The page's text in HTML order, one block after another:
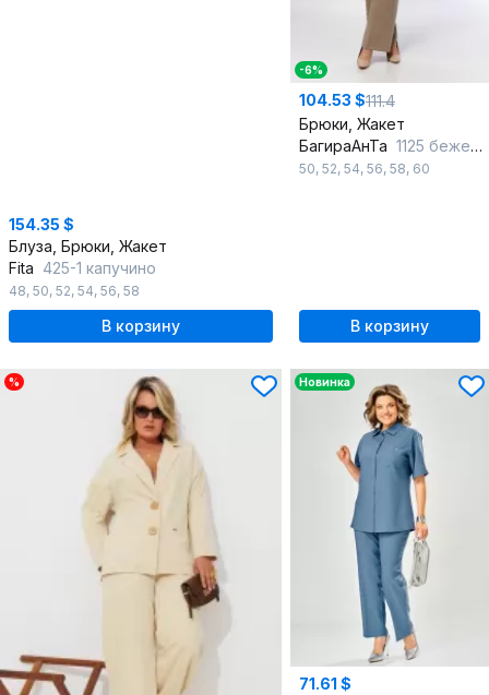
154.35 $
Блуза, Брюки, Жакет
Fita 425-1 капучино
48, 50, 52, 54, 56, 58
В корзину
-6%
104.53 $111.4
Брюки, Жакет
БагираАнТа 1125 бежевый
50, 52, 54, 56, 58, 60
В корзину
% Новинка
71.61 $